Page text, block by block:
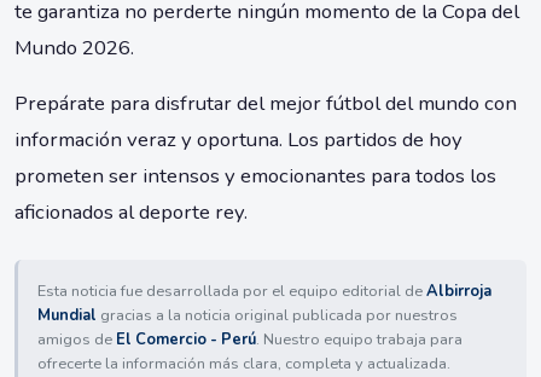
te garantiza no perderte ningún momento de la Copa del
Mundo 2026.
Prepárate para disfrutar del mejor fútbol del mundo con
información veraz y oportuna. Los partidos de hoy
prometen ser intensos y emocionantes para todos los
aficionados al deporte rey.
Esta noticia fue desarrollada por el equipo editorial deAlbirroja
Mundial gracias a la noticia original publicada por nuestros
amigos de El Comercio - Perú. Nuestro equipo trabaja para
ofrecerte la información más clara, completa y actualizada.